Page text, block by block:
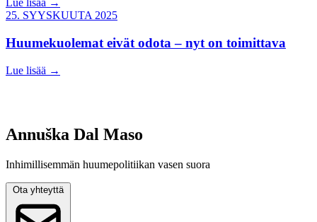
Lue lisää →
25. SYYSKUUTA 2025
Huumekuolemat eivät odota – nyt on toimittava
Lue lisää →
Annuška Dal Maso
Inhimillisemmän huumepolitiikan vasen suora
Ota yhteyttä